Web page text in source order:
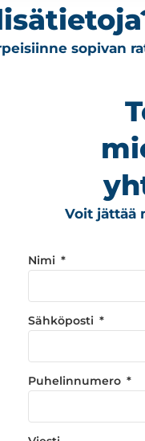
sopivan
Voit jättää
Nimi
Sähköposti
Puhelinnumero